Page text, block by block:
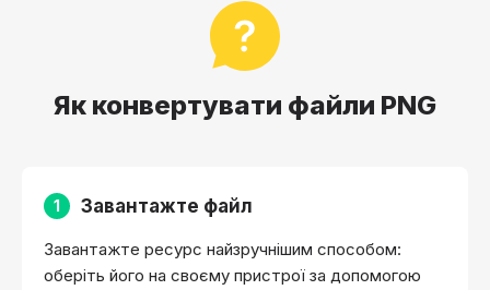
Як конвертувати файли PNG
1 Завантажте файл
Завантажте ресурс найзручнішим способом:
оберіть його на своєму пристрої за допомогою